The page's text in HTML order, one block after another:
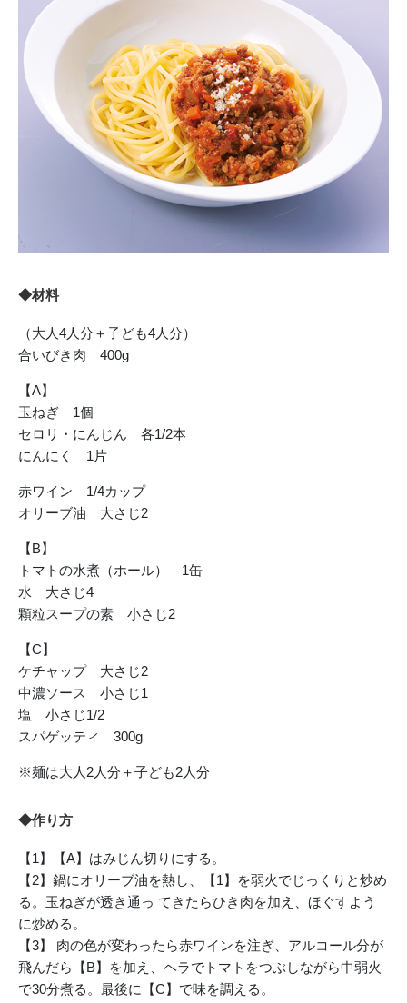
◆材料
（大人4人分＋子ども4人分）
合いびき肉 400g
【A】
玉ねぎ 1個
セロリ・にんじん 各1/2本
にんにく 1片
赤ワイン 1/4カップ
オリーブ油 大さじ2
【B】
トマトの水煮（ホール） 1缶
水 大さじ4
顆粒スープの素 小さじ2
【C】
ケチャップ 大さじ2
中濃ソース 小さじ1
塩 小さじ1/2
スパゲッティ 300g
※麺は大人2人分＋子ども2人分
◆作り方
【1】【A】はみじん切りにする。
【2】鍋にオリーブ油を熱し、【1】を弱火でじっくりと炒め
る。玉ねぎが透き通っ てきたらひき肉を加え、ほぐすよう
に炒める。
【3】 肉の色が変わったら赤ワインを注ぎ、アルコール分が
飛んだら【B】を加え、ヘラでトマトをつぶしながら中弱火
で30分煮る。最後に【C】で味を調える。